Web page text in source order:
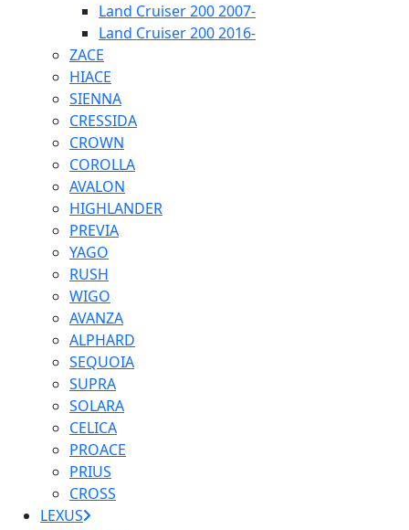
Land Cruiser 200 2007-
Land Cruiser 200 2016-
ZACE
HIACE
SIENNA
CRESSIDA
CROWN
COROLLA
AVALON
HIGHLANDER
PREVIA
YAGO
RUSH
WIGO
AVANZA
ALPHARD
SEQUOIA
SUPRA
SOLARA
CELICA
PROACE
PRIUS
CROSS
LEXUS